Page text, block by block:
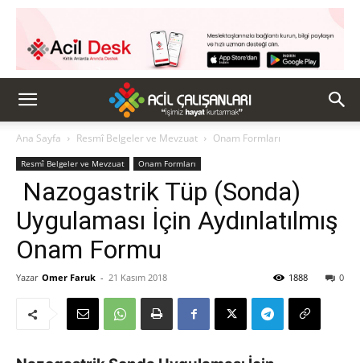
Ana Sayfa Resmî Belgeler ve Mevzuat Onam Formları
Resmî Belgeler ve Mevzuat Onam Formları
Nazogastrik Tüp (Sonda)
Uygulaması İçin Aydınlatılmış
Onam Formu
Yazar Omer Faruk - 21 Kasım 2018 0
1888